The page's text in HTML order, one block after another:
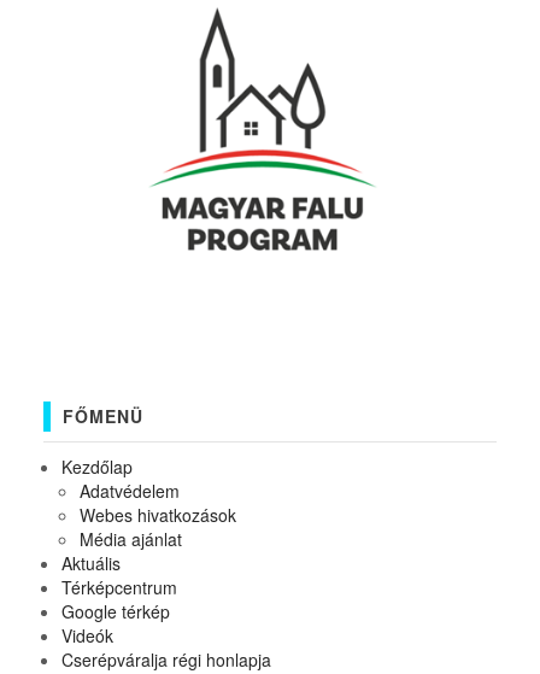
FŐMENÜ
Kezdőlap
Adatvédelem
Webes hivatkozások
Média ajánlat
Aktuális
Térképcentrum
Google térkép
Videók
Cserépváralja régi honlapja